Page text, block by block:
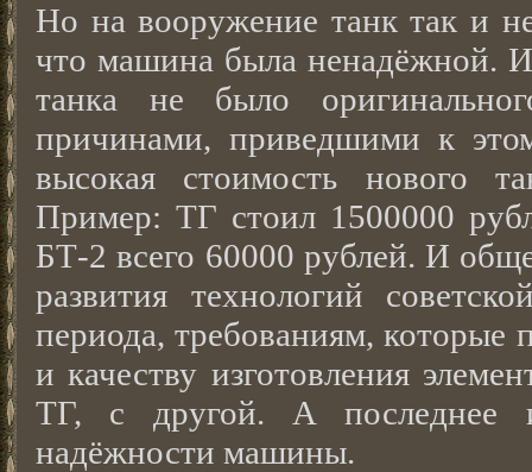
Но на вооружение танк так и
что машина была ненадёжной.
танка не было
причинами, приведшими к
высокая стоимость нового
Пример: ТГ стоил 1500000
БТ-2 всего 60000 рублей. И
развития технологий
периода, требованиям, которые
и качеству изготовления
ТГ, с другой. А последнее
надёжности машины.